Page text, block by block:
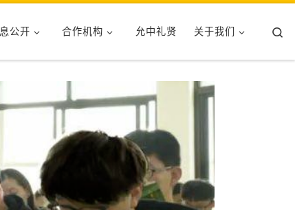
公开 合作机构 允中礼贤 关于我们